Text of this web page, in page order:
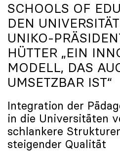
SCHOOLS OF
DEN
UNIKO-
HÜTTER „EIN
MODELL, DAS
UMSETZBAR IST“
Integration der
in die Universitäten
schlankere
steigender Qualität